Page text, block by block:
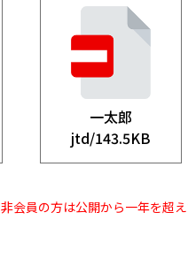
一太郎
jtd/143.5KB
非会員の方は公開から一年を超